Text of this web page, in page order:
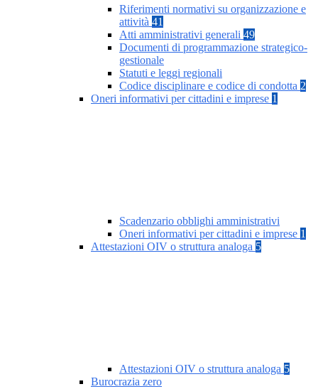
Riferimenti normativi su organizzazione e
attività 41
Atti amministrativi generali 49
Documenti di programmazione strategico-
gestionale
Statuti e leggi regionali
Codice disciplinare e codice di condotta 2
Oneri informativi per cittadini e imprese 1
Scadenzario obblighi amministrativi
Oneri informativi per cittadini e imprese 1
Attestazioni OIV o struttura analoga 5
Attestazioni OIV o struttura analoga 5
Burocrazia zero